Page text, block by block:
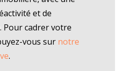
et de
Pour cadrer votre
vous sur notre
.